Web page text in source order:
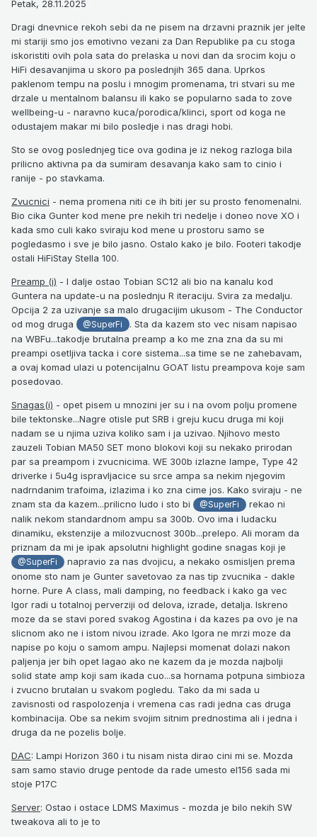
Petak, 28.11.2025
Dragi dnevnice rekoh sebi da ne pisem na drzavni praznik jer jelte
mi stariji smo jos emotivno vezani za Dan Republike pa cu stoga
iskoristiti ovih pola sata do prelaska u novi dan da srocim koju o
HiFi desavanjima u skoro pa poslednjih 365 dana. Uprkos
paklenom tempu na poslu i mnogim promenama, tri stvari su me
drzale u mentalnom balansu ili kako se popularno sada to zove
wellbeing-u - naravno kuca/porodica/klinci, sport od koga ne
odustajem makar mi bilo posledje i nas dragi hobi.
Sto se ovog poslednjeg tice ova godina je iz nekog razloga bila
prilicno aktivna pa da sumiram desavanja kako sam to cinio i
ranije - po stavkama.
Zvucnici - nema promena niti ce ih biti jer su prosto fenomenalni.
Bio cika Gunter kod mene pre nekih tri nedelje i doneo nove XO i
kada smo culi kako sviraju kod mene u prostoru samo se
pogledasmo i sve je bilo jasno. Ostalo kako je bilo. Footeri takodje
ostali HiFiStay Stella 100.
Preamp (i) - I dalje ostao Tobian SC12 ali bio na kanalu kod
Guntera na update-u na poslednju R iteraciju. Svira za medalju.
Opcija 2 za uzivanje sa malo drugacijim ukusom - The Conductor
od mog druga
@SuperFi
. Sta da kazem sto vec nisam napisao
na WBFu...takodje brutalna preamp a ko me zna zna da su mi
preampi osetljiva tacka i core sistema...sa time se ne zahebavam,
a ovaj komad ulazi u potencijalnu GOAT listu preampova koje sam
posedovao.
Snagas(i) - opet pisem u mnozini jer su i na ovom polju promene
bile tektonske...Nagre otisle put SRB i greju kucu druga mi koji
nadam se u njima uziva koliko sam i ja uzivao. Njihovo mesto
zauzeli Tobian MA50 SET mono blokovi koji su nekako prirodan
par sa preampom i zvucnicima. WE 300b izlazne lampe, Type 42
driverke i 5u4g ispravljacice su srce ampa sa nekim njegovim
nadrndanim trafoima, izlazima i ko zna cime jos. Kako sviraju - ne
znam sta da kazem...prilicno ludo i sto bi
@SuperFi
rekao ni
nalik nekom standardnom ampu sa 300b. Ovo ima i ludacku
dinamiku, ekstenzije a milozvucnost 300b...prelepo. Ali moram da
priznam da mi je ipak apsolutni highlight godine snagas koji je
@SuperFi
napravio za nas dvojicu, a nekako osmisljen prema
onome sto nam je Gunter savetovao za nas tip zvucnika - dakle
horne. Pure A class, mali damping, no feedback i kako ga vec
Igor radi u totalnoj perverziji od delova, izrade, detalja. Iskreno
moze da se stavi pored svakog Agostina i da kazes pa ovo je na
slicnom ako ne i istom nivou izrade. Ako Igora ne mrzi moze da
napise po koju o samom ampu. Najlepsi momenat dolazi nakon
paljenja jer bih opet lagao ako ne kazem da je mozda najbolji
solid state amp koji sam ikada cuo...sa hornama potpuna simbioza
i zvucno brutalan u svakom pogledu. Tako da mi sada u
zavisnosti od raspolozenja i vremena cas radi jedna cas druga
kombinacija. Obe sa nekim svojim sitnim prednostima ali i jedna i
druga da ne pozelis bolje.
DAC: Lampi Horizon 360 i tu nisam nista dirao cini mi se. Mozda
sam samo stavio druge pentode da rade umesto el156 sada mi
stoje P17C
Server: Ostao i ostace LDMS Maximus - mozda je bilo nekih SW
tweakova ali to je to